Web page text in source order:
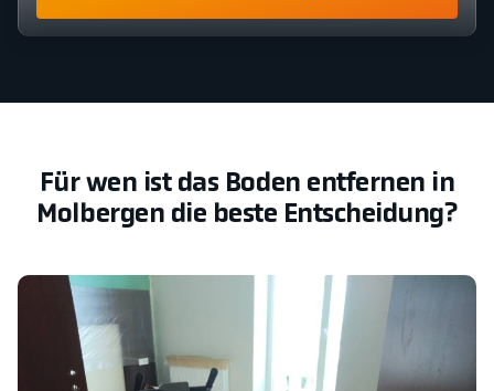
Für wen ist das Boden entfernen in
Molbergen die beste Entscheidung?